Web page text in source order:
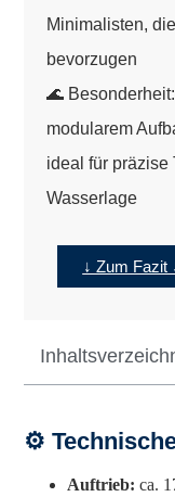
Minimalisten,
bevorzugen
🌊
modularem
ideal für präzise
Wasserlage
↓ Zum Fazit
⚙️
Auftrieb: ca.